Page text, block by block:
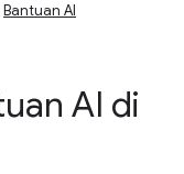
Bantuan AI
AI di